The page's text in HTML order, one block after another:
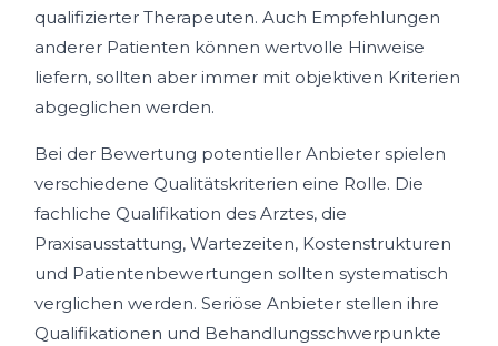
qualifizierter Therapeuten. Auch Empfehlungen
anderer Patienten können wertvolle Hinweise
liefern, sollten aber immer mit objektiven Kriterien
abgeglichen werden.
Bei der Bewertung potentieller Anbieter spielen
verschiedene Qualitätskriterien eine Rolle. Die
fachliche Qualifikation des Arztes, die
Praxisausstattung, Wartezeiten, Kostenstrukturen
und Patientenbewertungen sollten systematisch
verglichen werden. Seriöse Anbieter stellen ihre
Qualifikationen und Behandlungsschwerpunkte